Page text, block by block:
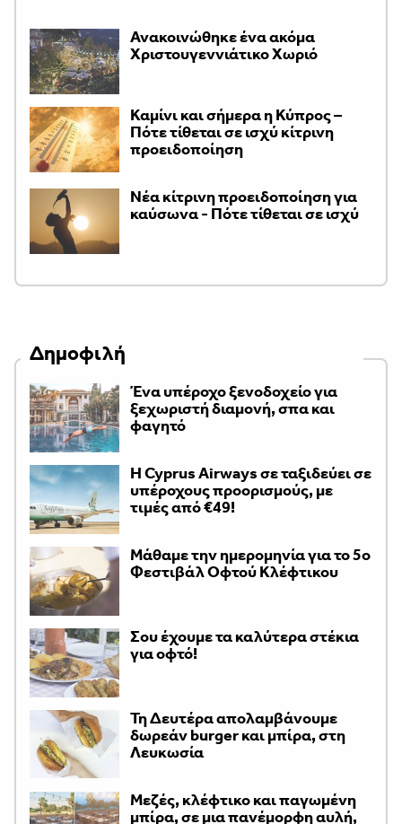
Ανακοινώθηκε ένα ακόμα
Χριστουγεννιάτικο Χωριό
Καμίνι και σήμερα η Κύπρος –
Πότε τίθεται σε ισχύ κίτρινη
προειδοποίηση
Νέα κίτρινη προειδοποίηση για
καύσωνα - Πότε τίθεται σε ισχύ
Δημοφιλή
Ένα υπέροχο ξενοδοχείο για
ξεχωριστή διαμονή, σπα και
φαγητό
H Cyprus Airways σε ταξιδεύει σε
υπέροχους προορισμούς, με
τιμές από €49!
Μάθαμε την ημερομηνία για το 5ο
Φεστιβάλ Οφτού Κλέφτικου
Σου έχουμε τα καλύτερα στέκια
για οφτό!
Τη Δευτέρα απολαμβάνουμε
δωρεάν burger και μπίρα, στη
Λευκωσία
Μεζές, κλέφτικο και παγωμένη
μπίρα, σε μια πανέμορφη αυλή,